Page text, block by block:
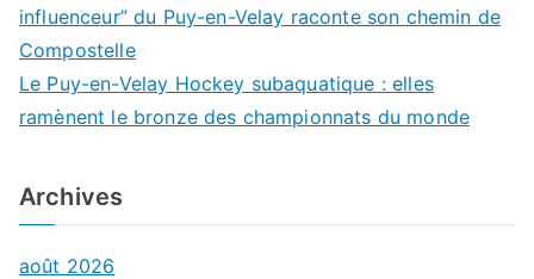
influenceur” du Puy-en-Velay raconte son chemin de
Compostelle
Le Puy-en-Velay Hockey subaquatique : elles
ramènent le bronze des championnats du monde
Archives
août 2026